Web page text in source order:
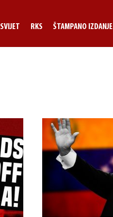
SVIJET RKS ŠTAMPANO IZDANJE